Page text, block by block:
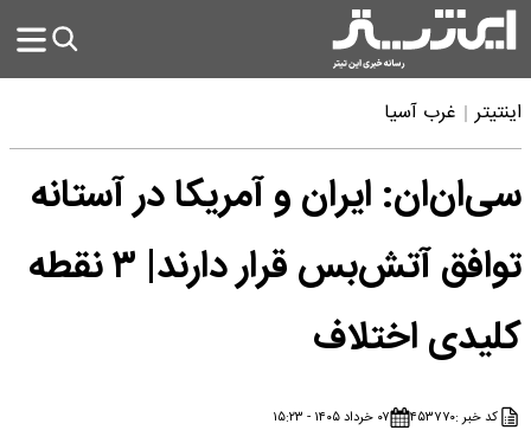
اینتیتر غرب آسیا
سی‌ان‌ان: ایران و آمریکا در آستانه
توافق آتش‌بس قرار دارند| ۳ نقطه
کلیدی اختلاف
کد خبر :۴۵۳۷۷۰ ۰۷ خرداد ۱۴۰۵ - ۱۵:۲۳